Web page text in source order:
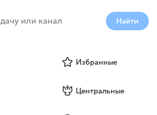
Найти
Избранные
Центральные